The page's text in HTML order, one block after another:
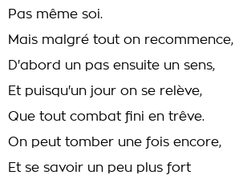
Pas même soi.
Mais malgré tout on recommence,
D'abord un pas ensuite un sens,
Et puisqu'un jour on se relève,
Que tout combat fini en trêve.
On peut tomber une fois encore,
Et se savoir un peu plus fort